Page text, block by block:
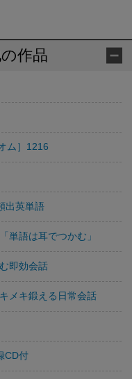
作品
ム］1216
出英単語
語は耳でつかむ」
即効会話
メキ鍛える日常会話
CD付